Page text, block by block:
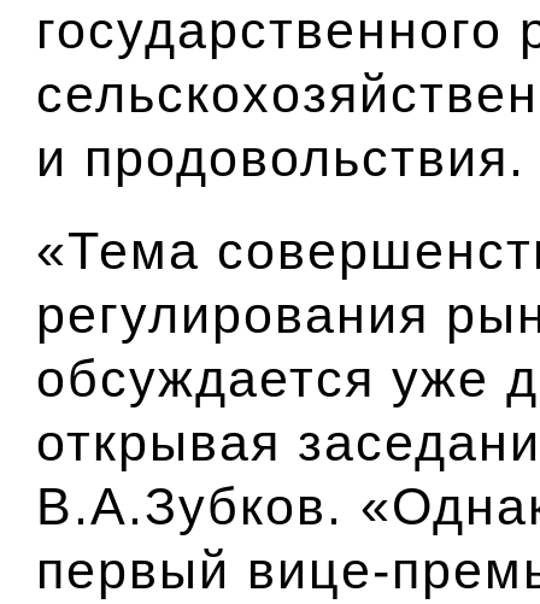
и продовольствия.
«Тема
регулирования
обсуждается уже
открывая
В.А.Зубков.
первый вице-